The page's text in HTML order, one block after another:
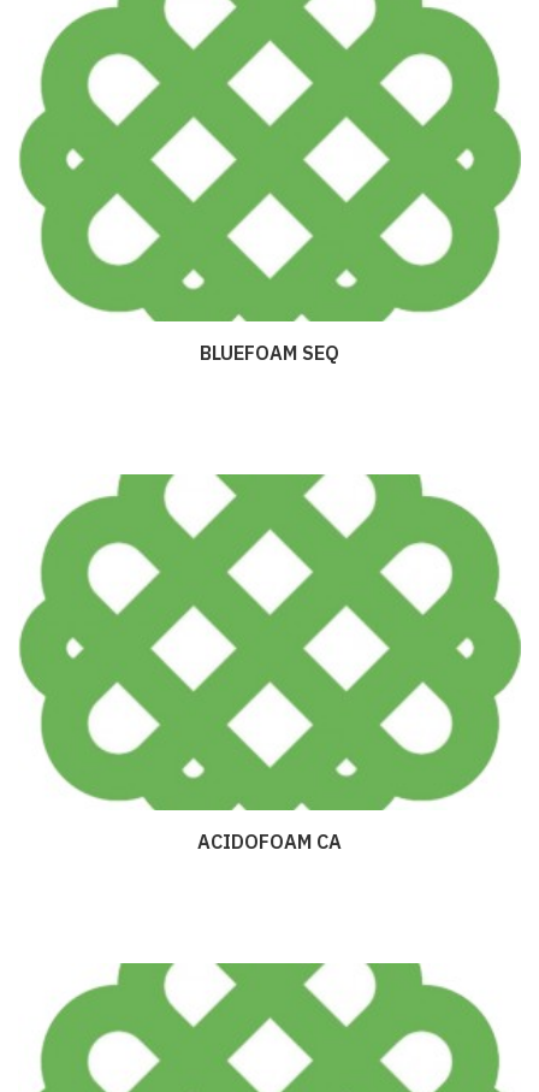
BLUEFOAM SEQ
ДэлгэрэнгүйACIDOFOAM CA